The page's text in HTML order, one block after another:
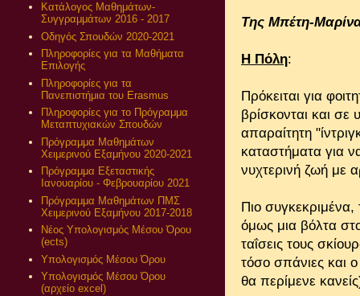
Της Μπέτη-
Η Πόλη:
Πρόκειται για
βρίσκονται και σε
απαραίτητη
καταστήματα για
νυχτερινή ζωή με
Πιο συγκεκριμένα,
όμως μια βόλτα
ταΐσεις τους
τόσο σπάνιες και
θα περίμενε
Κατάλογος Μαθημάτων-
Συγγραμμάτων 2016 - 2017
Οδηγός Σπουδών 2020-2021
Πληροφορίες για τα Μαθήματα
Επιλογής
Πληροφορίες για τα
Πανεπιστήμια του Erasmus
Πληροφορίες για το Πρόγραμμα
Μεταπτυχιακών Σπουδών
Πρόγραμμα Μαθημάτων
Χειμερινού Εξαμήνου 2020-2021
Πρόγραμμα Εξεταστικής
Ιανουαρίου - Φεβρουαρίου 2021
Πρόγραμμα Μαθημάτων ΠΜΣ
Χειμερινού Εξαμήνου 2017-2018
Νέος Υπολογισμός Μέσου Όρου
(ects)
Υπολογισμός Μέσου Όρου
Υπολογισμός Μέσου Όρου
(αρχείο excel)